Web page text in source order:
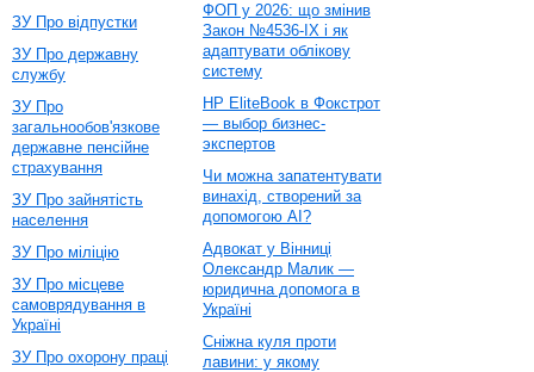
ЗУ Про відпустки
ЗУ Про державну
службу
ЗУ Про
загальнообов'язкове
державне пенсійне
страхування
ЗУ Про зайнятість
населення
ЗУ Про міліцію
ЗУ Про місцеве
самоврядування в
Україні
ЗУ Про охорону праці
ФОП у 2026: що змінив
Закон №4536-IX і як
адаптувати облікову
систему
HP EliteBook в Фокстрот
— выбор бизнес-
экспертов
Чи можна запатентувати
винахід, створений за
допомогою AI?
Адвокат у Вінниці
Олександр Малик —
юридична допомога в
Україні
Сніжна куля проти
лавини: у якому